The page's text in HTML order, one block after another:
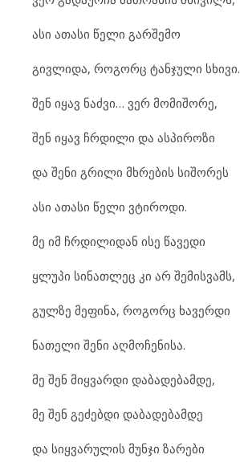
ასი ათასი წელი გარშემო
გივლიდა, როგორც ტანჯული სხივი.
შენ იყავ ნაძვი… ვერ მომიშორე,
შენ იყავ ჩრდილი და ასპიროზი
და შენი გრილი მხრების სიშორეს
ასი ათასი წელი ვტიროდი.
მე იმ ჩრდილიდან ისე წავედი
ყლუპი სინათლეც კი არ შემისვამს,
გულზე მეფინა, როგორც ხავერდი
ნათელი შენი აღმოჩენისა.
მე შენ მიყვარდი დაბადებამდე,
მე შენ გეძებდი დაბადებამდე
და სიყვარულის მუნჯი ზარები